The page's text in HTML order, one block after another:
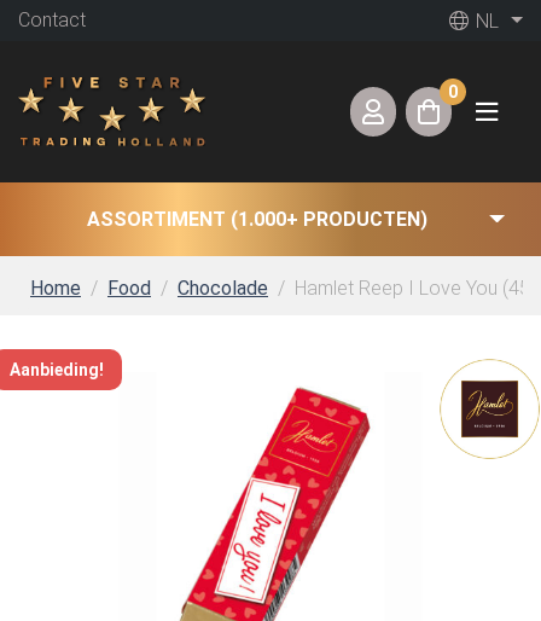
Contact NL
0
ASSORTIMENT (1.000+ PRODUCTEN)
Home Food Chocolade Hamlet Reep I Love You
Aanbieding!